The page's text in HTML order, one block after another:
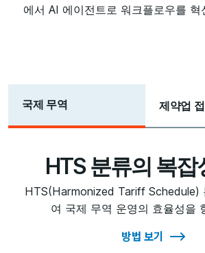
에서 AI 에이전트로 워크플로우를 혁
국제 무역 제약업
HTS 분류의 복잡
HTS(Harmonized Tariff Schedule)
여 국제 무역 운영의 효율성을
방법 보기